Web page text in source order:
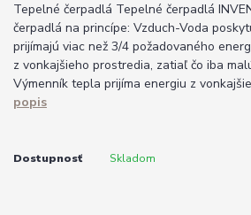
Tepelné čerpadlá Tepelné čerpadlá
čerpadlá na princípe: Vzduch-Voda
prijímajú viac než 3/4 požadovaného
z vonkajšieho prostredia, zatiaľ čo iba
Výmenník tepla prijíma energiu z
popis
Dostupnosť Skladom